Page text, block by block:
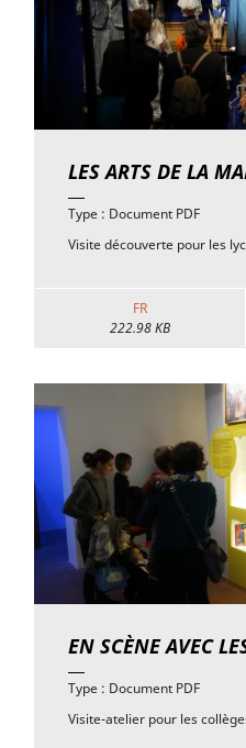
LES ARTS DE LA
Type : Document PDF
Visite découverte pour les
FR
222.98 KB
EN SCÈNE AVEC
Type : Document PDF
Visite-atelier pour les